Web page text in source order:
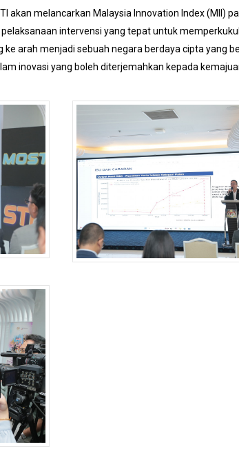
akan melancarkan Malaysia Innovation Index (MII)
intervensi yang tepat untuk
ke arah menjadi sebuah negara berdaya cipta yang
inovasi yang boleh diterjemahkan kepada